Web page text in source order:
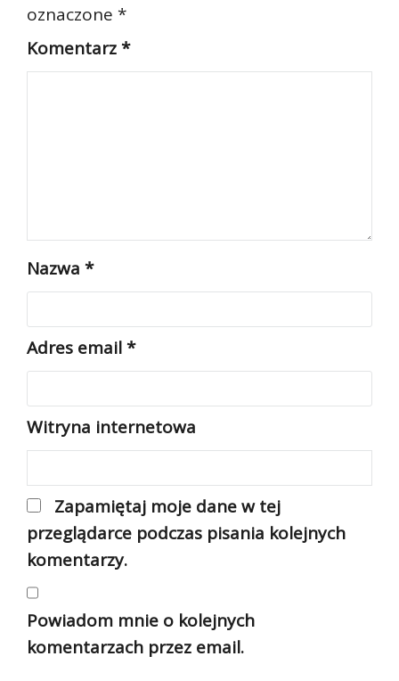
oznaczone *
Komentarz*
Nazwa *
Adres email*
Witryna internetowa
Zapamiętaj moje dane w tej
przeglądarce podczas pisania kolejnych
komentarzy.
Powiadom mnie o kolejnych
komentarzach przez email.